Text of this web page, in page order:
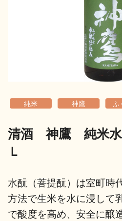
地
お楽しみコンテンツ
純米 神鷹 ふ
清酒 神鷹 純米
Ｌ
水酛（菩提酛）は室町時
方法で生米を水に浸して
で酸度を高め、安全に醸